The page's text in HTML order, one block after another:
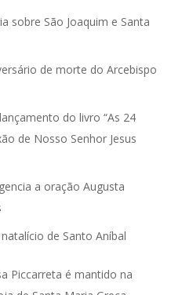
sobre São Joaquim e Santa
de morte do Arcebispo
do livro “As 24
de Nosso Senhor Jesus
a oração Augusta
de Santo Aníbal
Piccarreta é mantido na